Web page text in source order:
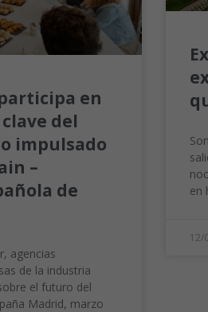
en
del
impulsado
–
de
agencias
de la industria
el futuro del
Madrid, marzo
en
12/